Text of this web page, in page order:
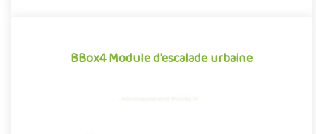
BBox4 Module d'escalade urbaine